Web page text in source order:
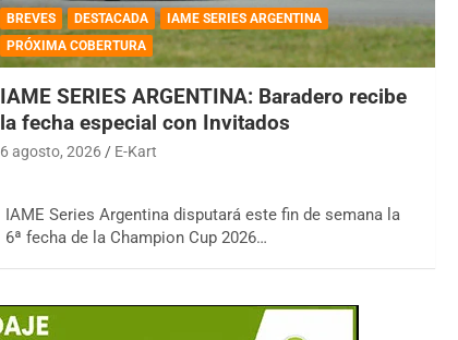
BREVES DESTACADA
IAME SERIES ARGENTINA
PRÓXIMA COBERTURA
IAME SERIES ARGENTINA: Baradero recibe
la fecha especial con Invitados
6 agosto, 2026 E-Kart
IAME Series Argentina disputará este fin de semana la
6ª fecha de la Champion Cup 2026…